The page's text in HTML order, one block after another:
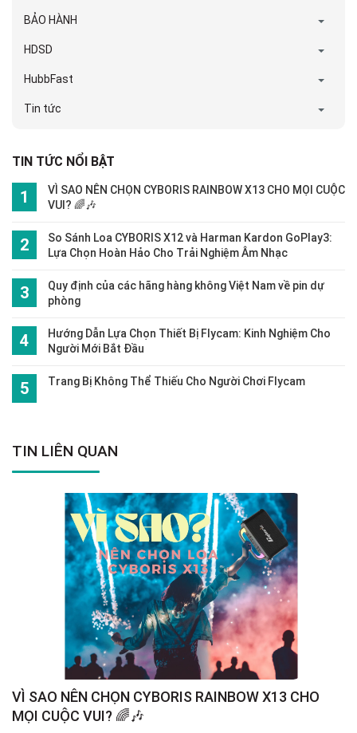
BẢO HÀNH
HDSD
HubbFast
Tin tức
TIN TỨC NỔI BẬT
VÌ SAO NÊN CHỌN CYBORIS RAINBOW X13 CHO MỌI CUỘC
VUI? 🌈🎶
So Sánh Loa CYBORIS X12 và Harman Kardon GoPlay3:
Lựa Chọn Hoàn Hảo Cho Trải Nghiệm Âm Nhạc
Quy định của các hãng hàng không Việt Nam về pin dự
phòng
Hướng Dẫn Lựa Chọn Thiết Bị Flycam: Kinh Nghiệm Cho
Người Mới Bắt Đầu
Trang Bị Không Thể Thiếu Cho Người Chơi Flycam
TIN LIÊN QUAN
VÌ SAO NÊN CHỌN CYBORIS RAINBOW X13 CHO
MỌI CUỘC VUI? 🌈🎶